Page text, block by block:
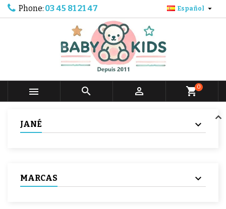
Phone: 03 45 81 21 47 Español 
   shopping_cart0
JANÉ
MARCAS